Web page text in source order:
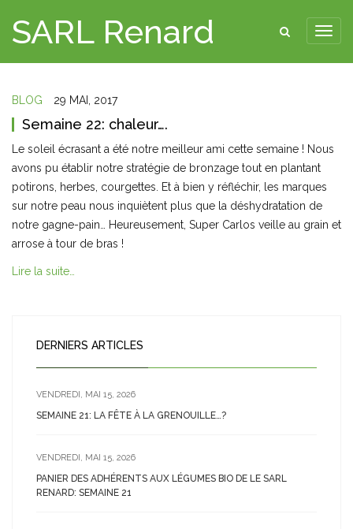
SARL Renard
BLOG 29 MAI, 2017
Semaine 22: chaleur….
Le soleil écrasant a été notre meilleur ami cette semaine ! Nous
avons pu établir notre stratégie de bronzage tout en plantant
potirons, herbes, courgettes. Et à bien y réfléchir, les marques
sur notre peau nous inquiètent plus que la déshydratation de
notre gagne-pain… Heureusement, Super Carlos veille au grain et
arrose à tour de bras !
Lire la suite…
DERNIERS ARTICLES
VENDREDI, MAI 15, 2026
SEMAINE 21: LA FÊTE À LA GRENOUILLE…?
VENDREDI, MAI 15, 2026
PANIER DES ADHÉRENTS AUX LÉGUMES BIO DE LE SARL
RENARD: SEMAINE 21